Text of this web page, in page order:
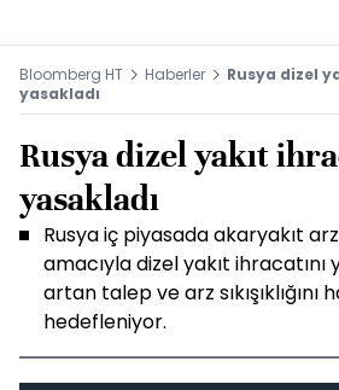
Bloomberg HT Haberler
Rusya dizel
yasakladı
Rusya dizel yakıt
yasakladı
Rusya iç piyasada akaryakıt
amacıyla dizel yakıt ihracatını
artan talep ve arz sıkışıklığını
hedefleniyor.